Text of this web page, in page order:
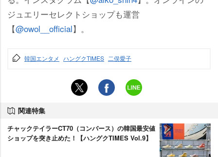
ジュエリーセレクトショップも運営
【@owol__official】。
韓国エンタメ ハングクTIMES 二俣愛子
関連特集
チャックテイラーCT70（コンバース）の韓国最安値
ショップを突き止めた！【ハングクTIMES Vol.9】